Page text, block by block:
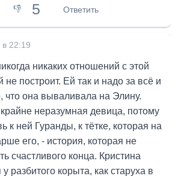
👎 5 Ответить
22:19
никаких отношений с этой
не построит. Ей так и надо за всё и
что она вываливала на Элину.
неразумная девица, потому
к ней Гуранды, к тётке, которая на
его, - история, которая не
счастливого конца. Кристина
у разбитого корыта, как старуха в